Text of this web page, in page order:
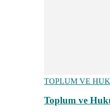
TOPLUM VE
Toplum ve